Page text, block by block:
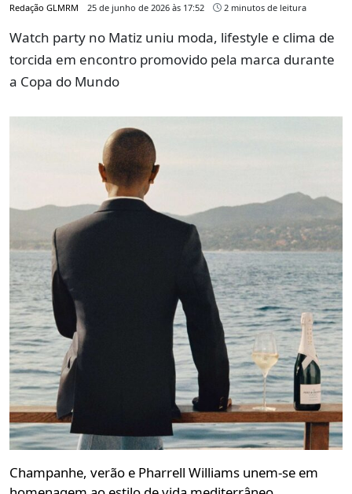
Redação GLMRM 25 de junho de 2026 às 17:52 2 minutos de leitura
Watch party no Matiz uniu moda, lifestyle e clima de
torcida em encontro promovido pela marca durante
a Copa do Mundo
Champanhe, verão e Pharrell Williams unem-se em